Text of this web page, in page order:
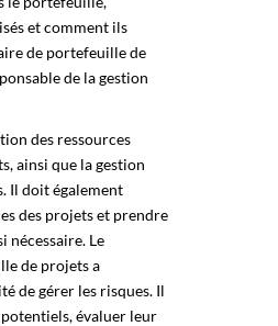
et comment ils
de portefeuille de
de la gestion
des ressources
ainsi que la gestion
Il doit également
des projets et prendre
nécessaire. Le
de projets a
de gérer les risques. Il
évaluer leur